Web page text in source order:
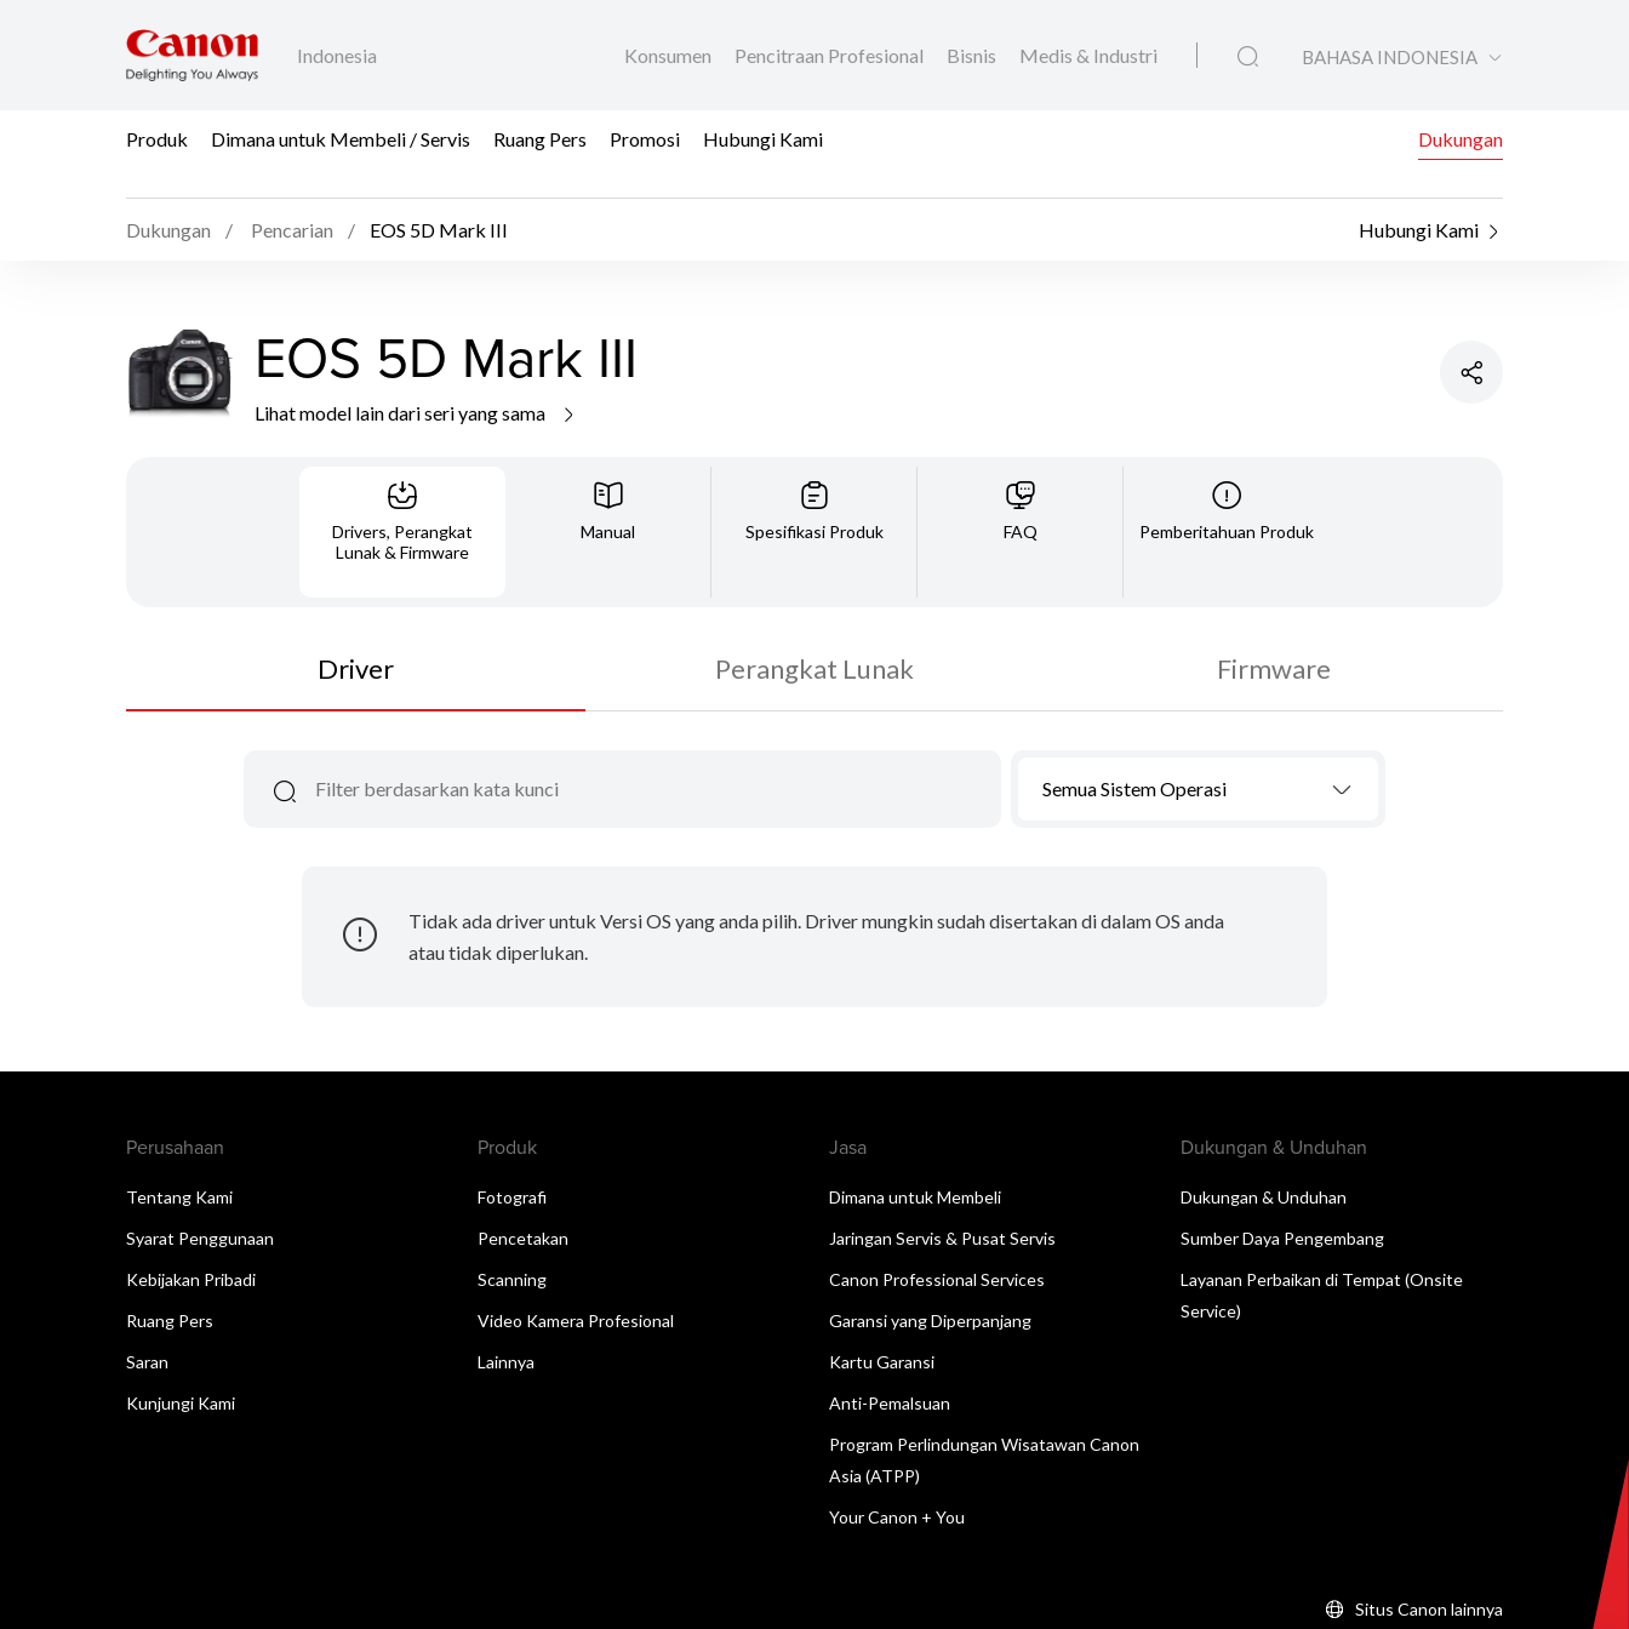
Indonesia Konsumen Pencitraan Profesional Bisnis Medis & Industri BAHASA INDONESIA
Produk Dimana untuk Membeli / Servis Ruang Pers Promosi Hubungi Kami Dukungan
Dukungan Pencarian EOS 5D Mark III Hubungi Kami
EOS 5D Mark III
Lihat model lain dari seri yang sama
Drivers, Perangkat
Lunak & Firmware
Manual Spesifikasi Produk FAQ Pemberitahuan Produk
Driver Perangkat Lunak Firmware
Semua Sistem Operasi
Tidak ada driver untuk Versi OS yang anda pilih. Driver mungkin sudah disertakan di dalam OS anda
atau tidak diperlukan.
Perusahaan
Tentang Kami
Syarat Penggunaan
Kebijakan Pribadi
Ruang Pers
Saran
Kunjungi Kami
Produk
Fotografi
Pencetakan
Scanning
Video Kamera Profesional
Lainnya
Jasa
Dimana untuk Membeli
Jaringan Servis & Pusat Servis
Canon Professional Services
Garansi yang Diperpanjang
Kartu Garansi
Anti-Pemalsuan
Program Perlindungan Wisatawan Canon
Asia (ATPP)
Your Canon + You
Dukungan & Unduhan
Dukungan & Unduhan
Sumber Daya Pengembang
Layanan Perbaikan di Tempat (Onsite
Service)
Situs Canon lainnya